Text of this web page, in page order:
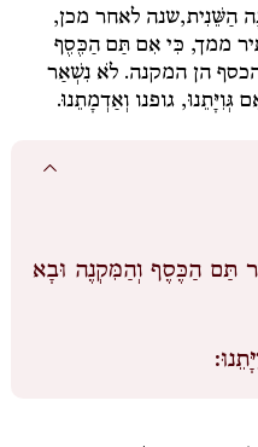
הַשֵּׁנִית,שנה לאחר מכן,
ממך, כִּי אִם תַּם הַכֶּסֶף
הן המקנה. לֹא נִשְׁאַר
גְּוִיָּתֵנוּ, גופנו וְאַדְמָתֵנוּ.
תַּם הַכֶּסֶף וְהַמִּקְנֶה וּבָא